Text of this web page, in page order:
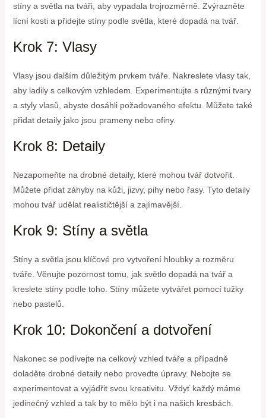
stíny a světla na tváři, aby vypadala trojrozměrně. Zvýrazněte
lícní kosti a přidejte stíny podle světla, které dopadá na tvář.
Krok 7: Vlasy
Vlasy jsou dalším důležitým prvkem tváře. Nakreslete vlasy tak,
aby ladily s celkovým vzhledem. Experimentujte s různými tvary
a styly vlasů, abyste dosáhli požadovaného efektu. Můžete také
přidat detaily jako jsou prameny nebo ofiny.
Krok 8: Detaily
Nezapomeňte na drobné detaily, které mohou tvář dotvořit.
Můžete přidat záhyby na kůži, jizvy, pihy nebo řasy. Tyto detaily
mohou tvář udělat realističtější a zajímavější.
Krok 9: Stíny a světla
Stíny a světla jsou klíčové pro vytvoření hloubky a rozměru
tváře. Věnujte pozornost tomu, jak světlo dopadá na tvář a
kreslete stíny podle toho. Stíny můžete vytvářet pomocí tužky
nebo pastelů.
Krok 10: Dokončení a dotvoření
Nakonec se podívejte na celkový vzhled tváře a případně
doladěte drobné detaily nebo provedte úpravy. Nebojte se
experimentovat a vyjádřit svou kreativitu. Vždyť každý máme
jedinečný vzhled a tak by to mělo být i na našich kresbách.